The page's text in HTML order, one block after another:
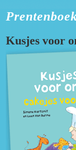
Kusjes voor